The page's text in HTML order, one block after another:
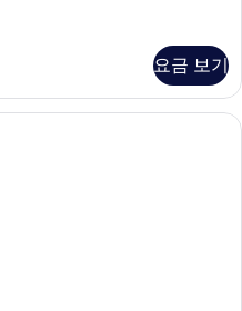
요금 보기
Courtyard Pool Villa | 고급 침구, 무료